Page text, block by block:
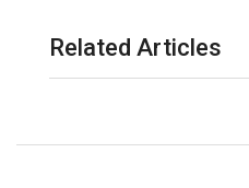
Related Articles